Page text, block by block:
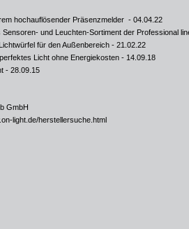
hochauflösender Präsenzmelder - 04.04.22
und Leuchten-Sortiment der Professional
für den Außenbereich - 21.02.22
Licht ohne Energiekosten - 14.09.18
- 28.09.15
GmbH
light.de/herstellersuche.html